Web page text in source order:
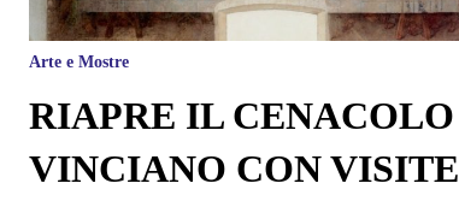
Arte e Mostre
RIAPRE IL CENACOLO
VINCIANO CON VISITE